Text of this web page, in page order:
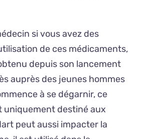
si vous avez des
de ces médicaments,
depuis son lancement
auprès des jeunes hommes
à se dégarnir, ce
uniquement destiné aux
peut aussi impacter la